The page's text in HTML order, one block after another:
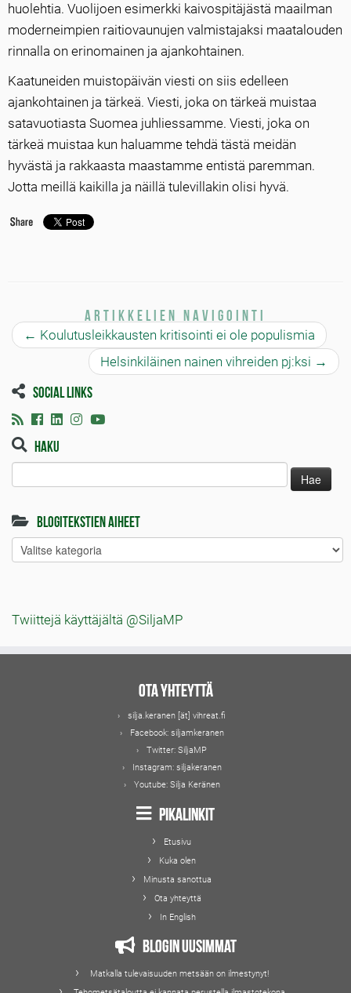
huolehtia. Vuolijoen esimerkki kaivospitäjästä maailman
moderneimpien raitiovaunujen valmistajaksi maatalouden
rinnalla on erinomainen ja ajankohtainen.
Kaatuneiden muistopäivän viesti on siis edelleen
ajankohtainen ja tärkeä. Viesti, joka on tärkeä muistaa
satavuotiasta Suomea juhliessamme. Viesti, joka on
tärkeä muistaa kun haluamme tehdä tästä meidän
hyvästä ja rakkaasta maastamme entistä paremman.
Jotta meillä kaikilla ja näillä tulevillakin olisi hyvä.
Artikkelien navigointi
← Koulutusleikkausten kritisointi ei ole populismia
Helsinkiläinen nainen vihreiden pj:ksi →
Social links
Haku
Blogitekstien aiheet
Blogitekstien
aiheet
Twiittejä käyttäjältä @SiljaMP
Ota yhteyttä
silja.keranen [ät] vihreat.fi
Facebook: siljamkeranen
Twitter: SiljaMP
Instagram: siljakeranen
Youtube: Silja Keränen
Pikalinkit
Etusivu
Kuka olen
Minusta sanottua
Ota yhteyttä
In English
Blogin uusimmat
Matkalla tulevaisuuden metsään on ilmestynyt!